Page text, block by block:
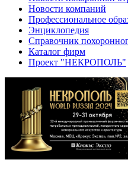
Новости компаний
Профессиональное
Энциклопедия
Справочник
Каталог фирм
Проект "НЕКРОПОЛЬ"